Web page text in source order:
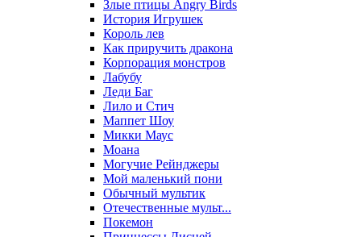
Злые птицы Angry Birds
История Игрушек
Король лев
Как приручить дракона
Корпорация монстров
Лабубу
Леди Баг
Лило и Стич
Маппет Шоу
Микки Маус
Моана
Могучие Рейнджеры
Мой маленький пони
Обычный мультик
Отечественные мульт...
Покемон